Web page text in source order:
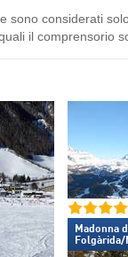
sono considerati
il comprensorio
Madonna